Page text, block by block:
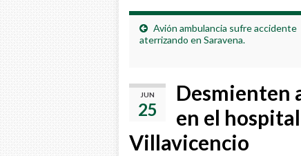
Avión ambulancia sufre accidente
aterrizando en Saravena.
JUN
25
Desmienten
en el
Villavicencio